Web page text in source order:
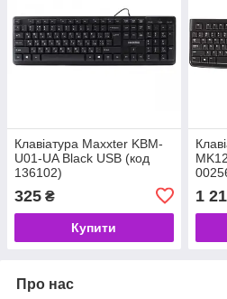
Клавіатура Maxxter KBM-
U01-UA Black USB (код
136102)
325 ₴
Купити
1
Про нас